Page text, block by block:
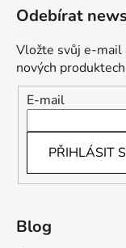
Odebírat
Vložte svůj e-mail
nových
E-mail
PŘIHLÁSIT
Blog